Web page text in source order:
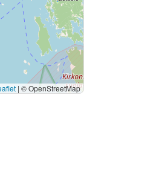
| © OpenStreetMap